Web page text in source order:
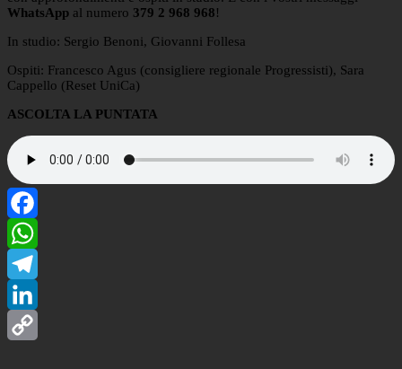
WhatsApp al numero 379 2 968 968!
In studio: Sergio Benoni, Giovanni Follesa
Ospiti: Francesco Agus (consigliere regionale Progressisti), Sara
Cappello (Reset UniCa)
ASCOLTA LA PUNTATA
Facebook
WhatsApp
Telegram
LinkedIn